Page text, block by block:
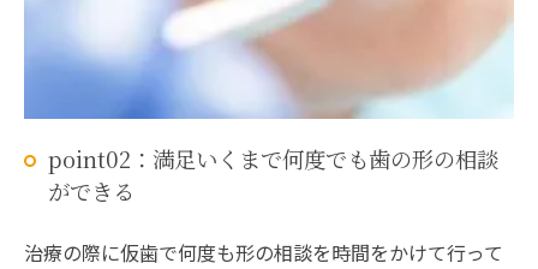
point02：満足いくまで何度でも歯の形の相談
ができる
治療の際に仮歯で何度も形の相談を時間をかけて行って